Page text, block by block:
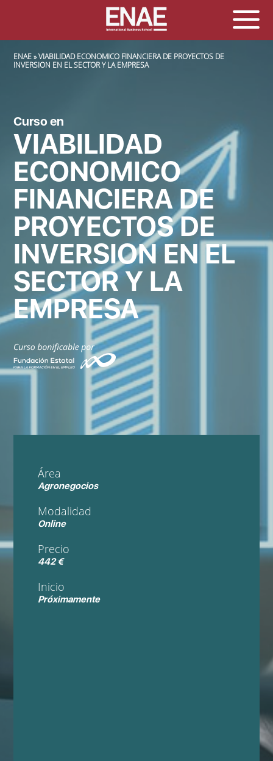
SOBRESCRIBIR ENLACES DE AYUDA A LA NAVEGACIÓN
ENAE
VIABILIDAD ECONOMICO FINANCIERA DE PROYECTOS DE
INVERSION EN EL SECTOR Y LA EMPRESA
Curso en
VIABILIDAD
ECONOMICO
FINANCIERA DE
PROYECTOS DE
INVERSION EN EL
SECTOR Y LA
EMPRESA
Área
Agronegocios
Modalidad
Online
Precio
442 €
Inicio
Próximamente